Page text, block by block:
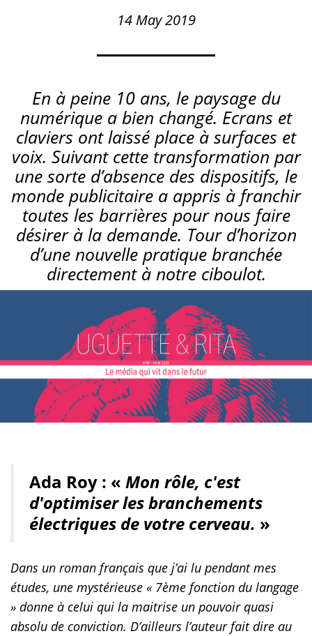
14 May 2019
En à peine 10 ans, le paysage du
numérique a bien changé. Ecrans et
claviers ont laissé place à surfaces et
voix. Suivant cette transformation par
une sorte d’absence des dispositifs, le
monde publicitaire a appris à franchir
toutes les barrières pour nous faire
désirer à la demande. Tour d’horizon
d’une nouvelle pratique branchée
directement à notre ciboulot.
Ada Roy : « Mon rôle, c'est
d'optimiser les branchements
électriques de votre cerveau. »
Dans un roman français que j’ai lu pendant mes
études, une mystérieuse « 7ème fonction du langage
» donne à celui qui la maitrise un pouvoir quasi
absolu de conviction. D’ailleurs l’auteur fait dire au